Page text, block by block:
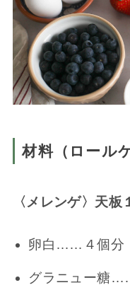
材料（ロール
〈メレンゲ〉天板
卵白……４個分
グラニュー糖